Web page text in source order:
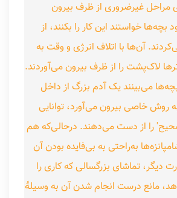
مراحل غیرضروری از ظرف بیرون
خواستند این کار را بکنند، از
آن‌ها با اتلاف انرژی و وقت به
لاک‌پشت را از ظرف بیرون می‌آوردند.
می‌بینند یک آدم بزرگ از داخل
روش خاصی بیرون می‌آورد، توانایی
را از دست می‌دهند. درحالی‌که هم
به‌راحتی به بی‌فایده بودن آن
دیگر، تماشای بزرگسالی که کاری را
مانع درست انجام شدن آن به وسیلهٔ